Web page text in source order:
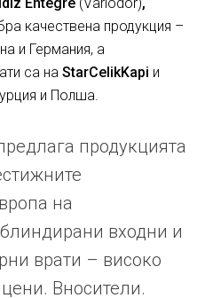
качествена продукция –
и Германия, а
са на StarCelikKapi и
и Полша.
продукцията
на
входни и
врати – високо
Вносители.